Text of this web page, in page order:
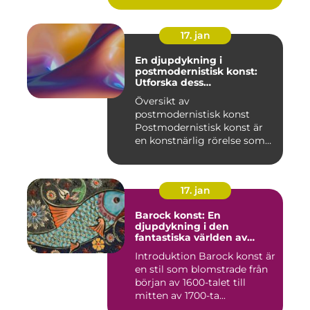
17. jan
En djupdykning i
postmodernistisk konst:
Utforska dess
mångfasetterade natur
Översikt av
postmodernistisk konst
Postmodernistisk konst är
en konstnärlig rörelse som
17. jan
Barock konst: En
djupdykning i den
fantastiska världen av
Introduktion Barock konst är
en stil som blomstrade från
början av 1600-talet till
mitten av 1700-ta...